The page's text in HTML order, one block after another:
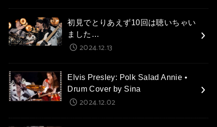
初見でとりあえず10回は聴いちゃい
ました…
2024.12.13
Elvis Presley: Polk Salad Annie •
Drum Cover by Sina
2024.12.02